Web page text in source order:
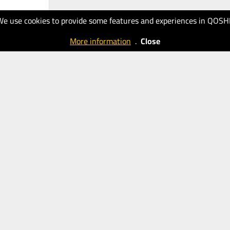
use cookies to provide some features and experiences in
More information . Close